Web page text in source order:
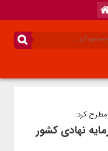
کرد:
نهادی کشور